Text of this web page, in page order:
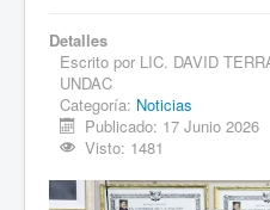
Detalles
Escrito por LIC. DAVID
UNDAC
Categoría: Noticias
Publicado: 17 Junio 2026
Visto: 1481